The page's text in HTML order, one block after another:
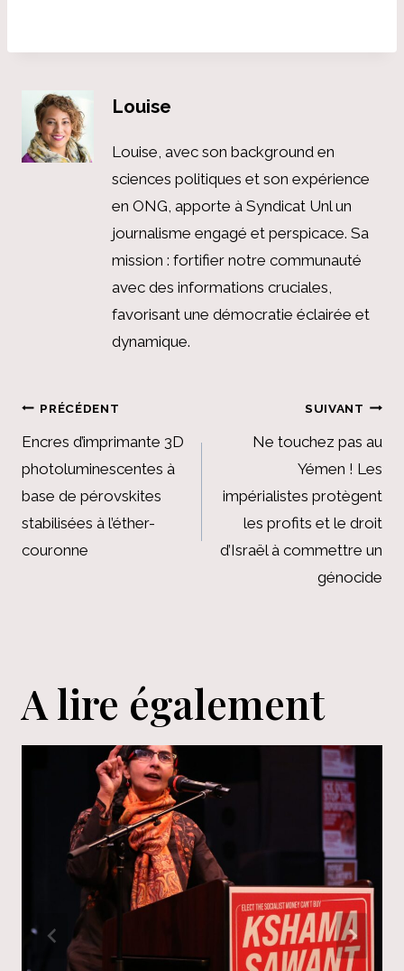
Louise
Louise, avec son background en
sciences politiques et son expérience
en ONG, apporte à Syndicat Unl un
journalisme engagé et perspicace. Sa
mission : fortifier notre communauté
avec des informations cruciales,
favorisant une démocratie éclairée et
dynamique.
Navigation
de
l’article
PRÉCÉDENT
Encres d’imprimante 3D
photoluminescentes à
base de pérovskites
stabilisées à l’éther-
couronne
SUIVANT
Ne touchez pas au
Yémen ! Les
impérialistes protègent
les profits et le droit
d’Israël à commettre un
génocide
A lire également